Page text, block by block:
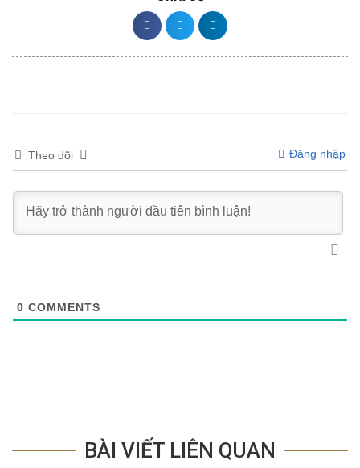
Theo dõi Đăng nhập
0 COMMENTS
BÀI VIẾT LIÊN QUAN